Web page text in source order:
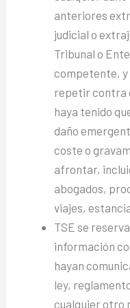
anteriores
judicial o
Tribunal o
competente, y
repetir contra
haya tenido
daño
coste o
afrontar,
abogados,
viajes,
TSE se
información
hayan
ley,
cualquier otro